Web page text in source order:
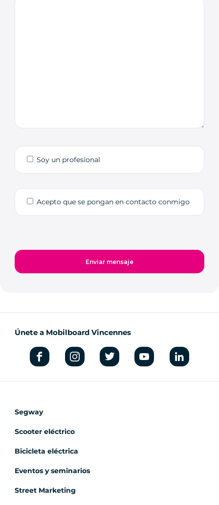
Soy un profesional
Acepto que se pongan en contacto conmigo
Únete a Mobilboard Vincennes
Segway
Scooter eléctrico
Bicicleta eléctrica
Eventos y seminarios
Street Marketing